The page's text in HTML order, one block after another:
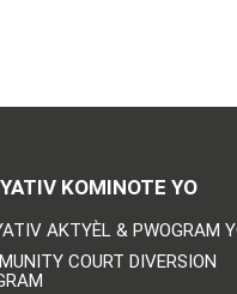
KOMINOTE YO
AKTYÈL & PWOGRAM
COURT DIVERSION